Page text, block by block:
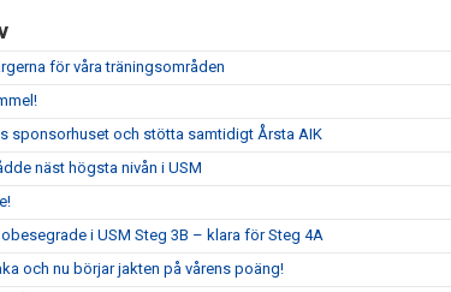
för våra träningsområden
sponsorhuset och stötta samtidigt Årsta AIK
näst högsta nivån i USM
i USM Steg 3B – klara för Steg 4A
och nu börjar jakten på vårens poäng!